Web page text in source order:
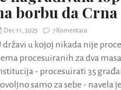
borbu da
Dec 11, 2025 7 Komentara
državi u kojoj nikada nije
procesuiranih za dva
- procesuirati 35
samo za sebe - navela